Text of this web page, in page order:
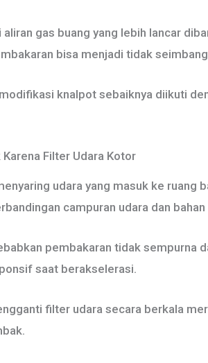
gas buang yang lebih lancar
bisa menjadi tidak
knalpot sebaiknya diikuti
Filter Udara Kotor
udara yang masuk ke ruang
campuran udara dan
pembakaran tidak sempurna
saat berakselerasi.
filter udara secara berkala